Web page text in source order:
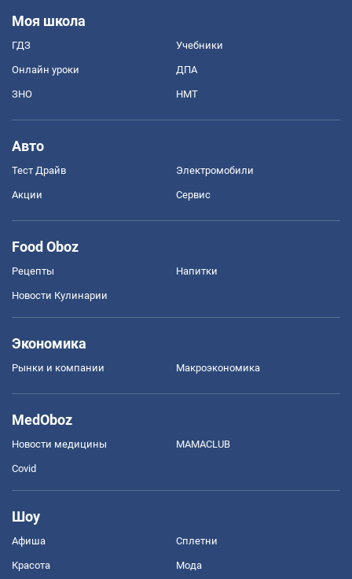
Моя школа
ГДЗ Учебники
Онлайн уроки ДПА
ЗНО НМТ
Авто
Тест Драйв Электромобили
Акции Сервис
Food Oboz
Рецепты Напитки
Новости Кулинарии
Экономика
Рынки и компании Mакроэкономика
MedOboz
Новости медицины MAMACLUB
Covid
Шоу
Афиша Сплетни
Красота Мода